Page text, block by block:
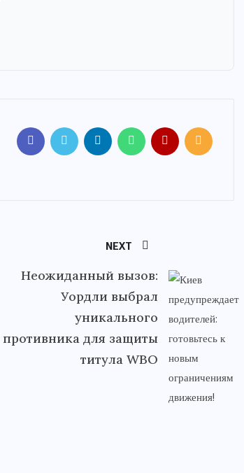
NEXT
Неожиданный вызов:
Уордли выбрал
уникального
противника для защиты
титула WBO